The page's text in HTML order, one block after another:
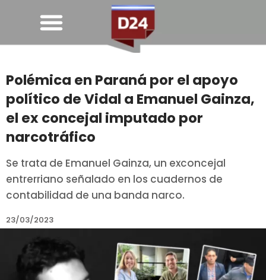
Polémica en Paraná por el apoyo
político de Vidal a Emanuel Gainza,
el ex concejal imputado por
narcotráfico
Se trata de Emanuel Gainza, un exconcejal
entrerriano señalado en los cuadernos de
contabilidad de una banda narco.
23/03/2023